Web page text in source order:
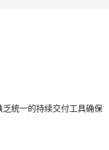
统一的持续交付工具确保